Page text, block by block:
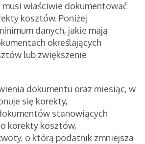
musi właściwie dokumentować
kosztów. Poniżej
danych, jakie mają
określających
lub zwiększenie
dokumentu oraz miesiąc, w
się korekty,
stanowiących
korekty kosztów,
o którą podatnik zmniejsza